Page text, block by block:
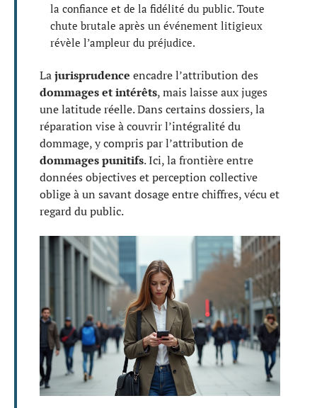
la confiance et de la fidélité du public. Toute
chute brutale après un événement litigieux
révèle l’ampleur du préjudice.
Lajurisprudence encadre l’attribution des
dommages et intérêts, mais laisse aux juges
une latitude réelle. Dans certains dossiers, la
réparation vise à couvrir l’intégralité du
dommage, y compris par l’attribution de
dommages punitifs. Ici, la frontière entre
données objectives et perception collective
oblige à un savant dosage entre chiffres, vécu et
regard du public.